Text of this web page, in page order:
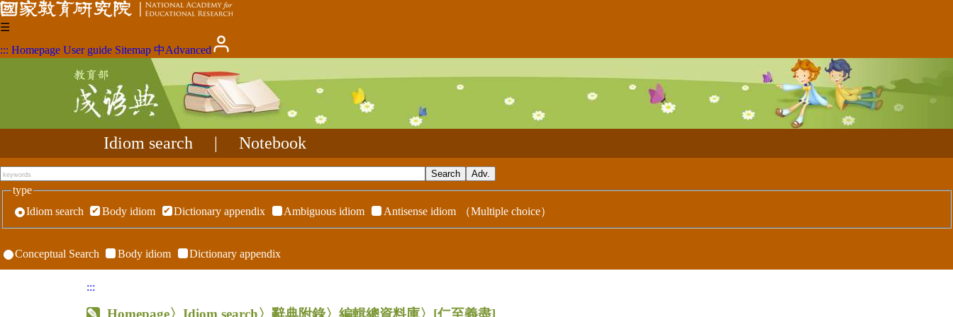
☰
::: Homepage User guide Sitemap 中Advanced
Idiom search Notebook
type
Idiom search
Body idiom Dictionary appendix Ambiguous idiom Antisense idiom （Multiple choice）
Conceptual Search Body idiom Dictionary appendix
:::
Homepage〉Idiom search〉辭典附錄〉編輯總資料庫〉 [仁至義盡]